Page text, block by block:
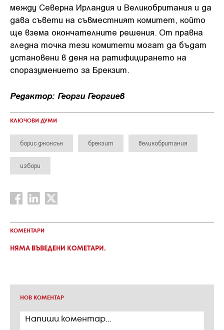
между Северна Ирландия и Великобритания и да
дава съвети на съвместният комитет, който
ще взема окончателните решения. От правна
гледна точка тези комитети могат да бъдат
установени в деня на ратифицирането на
споразумението за Брекзит.
Редактор: Георги Георгиев
КЛЮЧОВИ ДУМИ
борис джонсън брекзит великобритания
избори
КОМЕНТАРИ
НЯМА ВЪВЕДЕНИ КОМЕТАРИ.
НОВ КОМЕНТАР